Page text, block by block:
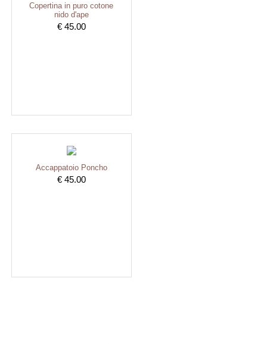
Copertina in puro cotone
nido d'ape
€ 45.00
Accappatoio Poncho
€ 45.00